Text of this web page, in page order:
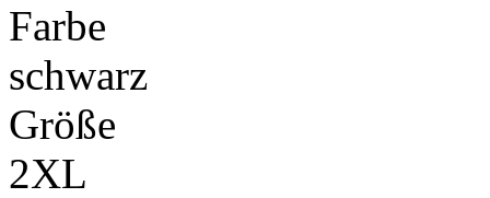
Farbe
schwarz
Größe
2XL